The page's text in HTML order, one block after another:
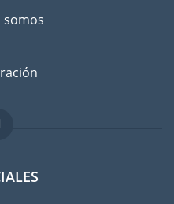
barato comprar cosas en
somos